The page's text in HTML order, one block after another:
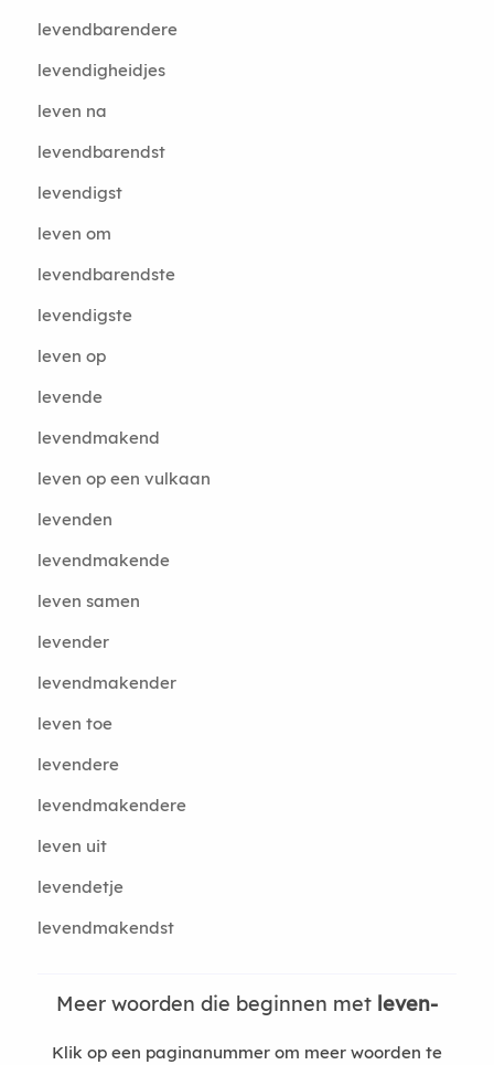
levendbarendere
levendigheidjes
leven na
levendbarendst
levendigst
leven om
levendbarendste
levendigste
leven op
levende
levendmakend
leven op een vulkaan
levenden
levendmakende
leven samen
levender
levendmakender
leven toe
levendere
levendmakendere
leven uit
levendetje
levendmakendst
Meer woorden die beginnen met leven-
Klik op een paginanummer om meer woorden te